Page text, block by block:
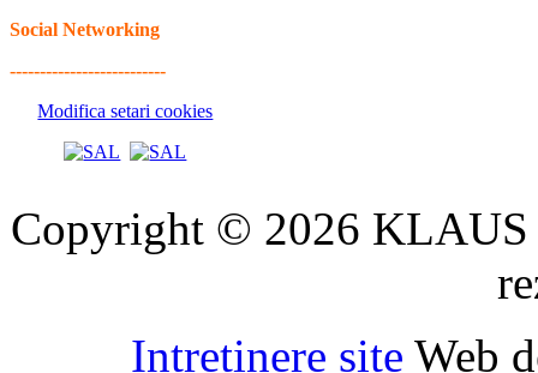
Social Networking
--------------------------
Modifica setari cookies
Copyright © 2026 KLAUS
Intretinere site Web